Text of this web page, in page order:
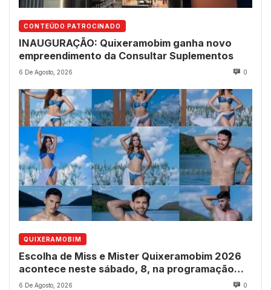
CONTEÚDO PATROCINADO
INAUGURAÇÃO: Quixeramobim ganha novo
empreendimento da Consultar Suplementos
6 De Agosto, 2026 0
QUIXERAMOBIM
Escolha de Miss e Mister Quixeramobim 2026
acontece neste sábado, 8, na programação
dos 237 anos do município
6 De Agosto, 2026 0